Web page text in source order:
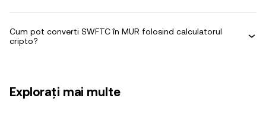
Cum pot converti SWFTC în MUR folosind calculatorul
cripto?
Explorați mai multe